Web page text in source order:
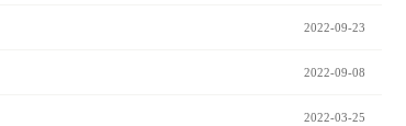
2022-09-23
2022-09-08
2022-03-25